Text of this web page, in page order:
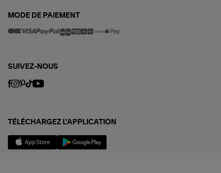
MODE DE PAIEMENT
SUIVEZ-NOUS
TÉLÉCHARGEZ L'APPLICATION